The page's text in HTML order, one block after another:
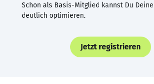
Schon als Basis-Mitglied kannst Du Deine
deutlich optimieren.
Jetzt registrieren